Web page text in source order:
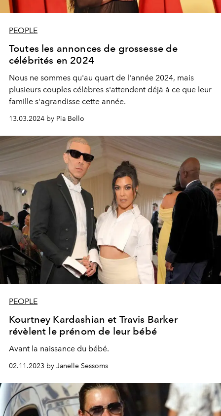
PEOPLE
Toutes les annonces de grossesse de
célébrités en 2024
Nous ne sommes qu'au quart de l'année 2024, mais
plusieurs couples célèbres s'attendent déjà à ce que leur
famille s'agrandisse cette année.
13.03.2024 by Pia Bello
PEOPLE
Kourtney Kardashian et Travis Barker
révèlent le prénom de leur bébé
Avant la naissance du bébé.
02.11.2023 by Janelle Sessoms